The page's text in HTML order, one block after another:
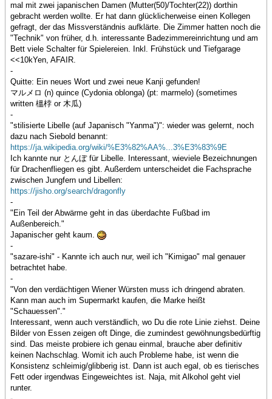
mal mit zwei japanischen Damen (Mutter(50)/Tochter(22)) dorthin
gebracht werden wollte. Er hat dann glücklicherweise einen Kollegen
gefragt, der das Missverständnis aufklärte. Die Zimmer hatten noch die
"Technik" von früher, d.h. interessante Badezimmereinrichtung und am
Bett viele Schalter für Spielereien. Inkl. Frühstück und Tiefgarage
<<10kYen, AFAIR.
-
Quitte: Ein neues Wort und zwei neue Kanji gefunden!
マルメロ (n) quince (Cydonia oblonga) (pt: marmelo) (sometimes
written 榲桲 or 木瓜)
-
"stilisierte Libelle (auf Japanisch "Yanma")": wieder was gelernt, noch
dazu nach Siebold benannt:
https://ja.wikipedia.org/wiki/%E3%82%AA%...3%E3%83%9E
Ich kannte nur とんぼ für Libelle. Interessant, wieviele Bezeichnungen
für Drachenfliegen es gibt. Außerdem unterscheidet die Fachsprache
zwischen Jungfern und Libellen:
https://jisho.org/search/dragonfly
-
"Ein Teil der Abwärme geht in das überdachte Fußbad im
Außenbereich."
Japanischer geht kaum.
-
"sazare-ishi" - Kannte ich auch nur, weil ich "Kimigao" mal genauer
betrachtet habe.
-
"Von den verdächtigen Wiener Würsten muss ich dringend abraten.
Kann man auch im Supermarkt kaufen, die Marke heißt
"Schauessen"."
Interessant, wenn auch verständlich, wo Du die rote Linie ziehst. Deine
Bilder von Essen zeigen oft Dinge, die zumindest gewöhnungsbedürftig
sind. Das meiste probiere ich genau einmal, brauche aber definitiv
keinen Nachschlag. Womit ich auch Probleme habe, ist wenn die
Konsistenz schleimig/glibberig ist. Dann ist auch egal, ob es tierisches
Fett oder irgendwas Eingeweichtes ist. Naja, mit Alkohol geht viel
runter.